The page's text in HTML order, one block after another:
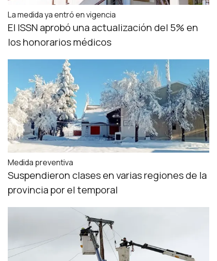
La medida ya entró en vigencia
El ISSN aprobó una actualización del 5% en
los honorarios médicos
Medida preventiva
Suspendieron clases en varias regiones de la
provincia por el temporal